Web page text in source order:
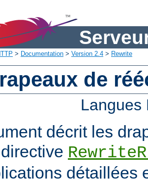
> Documentation > Version 2.4 > Rewrite
de
décrit les
détaillées